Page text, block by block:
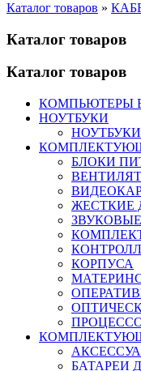
Каталог товаров »
Каталог товаров
Каталог товаров
КОМПЬЮТЕРЫ
НОУТБУКИ
БЛОКИ
ЖЕСТКИЕ
КОРПУСА
БАТАРЕИ